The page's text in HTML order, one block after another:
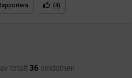
(4)
totalt36omdömen